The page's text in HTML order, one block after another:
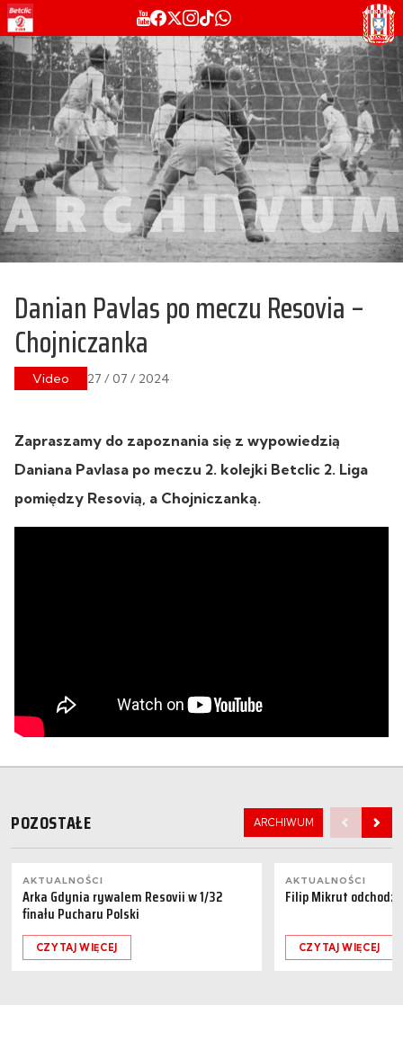
Danian Pavlas po meczu Resovia –
Chojniczanka
Video 27 / 07 / 2024
Zapraszamy do zapoznania się z wypowiedzią
Daniana Pavlasa po meczu 2. kolejki Betclic 2. Liga
pomiędzy Resovią, a Chojniczanką.
POZOSTAŁE ARCHIWUM
AKTUALNOŚCI
Arka Gdynia rywalem Resovii w 1/32
finału Pucharu Polski
CZYTAJ WIĘCEJ
AKTUALNOŚCI
Filip Mikrut
CZYTAJ WIĘCEJ